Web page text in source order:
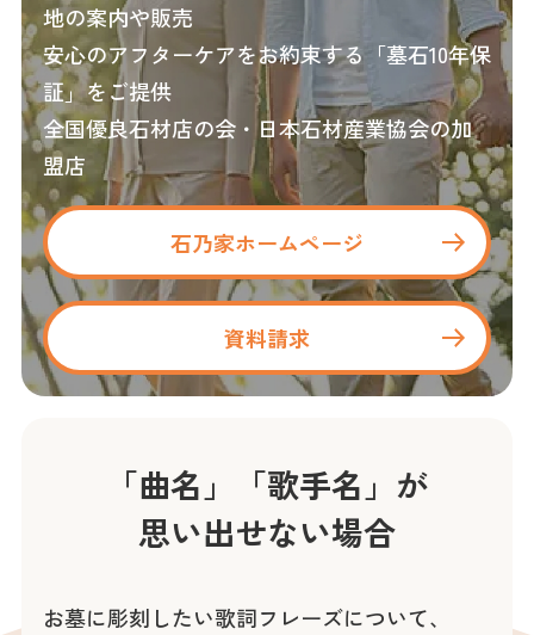
地の案内や販売
安心のアフターケアをお約束する「墓石10年保
証」をご提供
全国優良石材店の会・日本石材産業協会の加
盟店
石乃家ホームページ
資料請求
「曲名」「歌手名」が
思い出せない場合
お墓に彫刻したい歌詞フレーズについて、